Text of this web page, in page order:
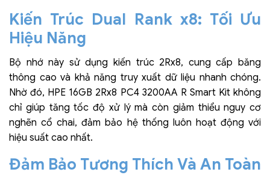
Kiến Trúc Dual Rank x8: Tối Ưu
Hiệu Năng
Bộ nhớ này sử dụng kiến trúc 2Rx8, cung cấp băng
thông cao và khả năng truy xuất dữ liệu nhanh chóng.
Nhờ đó, HPE 16GB 2Rx8 PC4 3200AA R Smart Kit không
chỉ giúp tăng tốc độ xử lý mà còn giảm thiểu nguy cơ
nghẽn cổ chai, đảm bảo hệ thống luôn hoạt động với
hiệu suất cao nhất.
Đảm Bảo Tương Thích Và An Toàn